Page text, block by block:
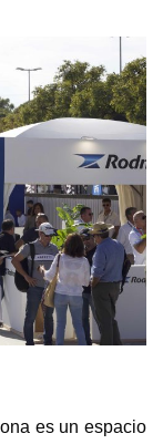
es un espacio